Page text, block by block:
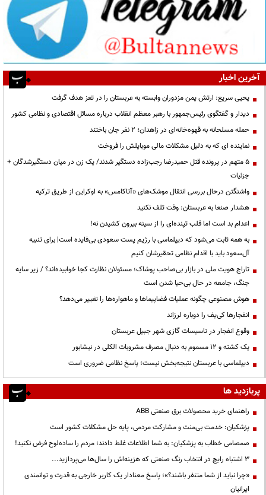
آخرین اخبار
یحیی سریع: ارتش یمن مزدوران وابسته به عربستان را در تعز هدف گرفت
دیدار و گفتگوی رئیس‌جمهور با رهبر معظم انقلاب درباره مسائل اقتصادی و نظامی کشور
حمله مسلحانه به قهوه‌خانه‌ای در زاهدان؛ ۲ نفر جان باختند
نماینده ای که به دلیل مشکلات مالی موبایلش را فروخت
۵ متهم در پرونده قتل حمیدرضا رجب‌زاده دستگیر شدند/ یک زن در میان دستگیرشدگان +
جزئیات
واشنگتن درحال بررسی انتقال موشک‌های «آتاکامس» به اوکراین از طریق ترکیه
هشدار صنعا به عربستان: وقت تلف نکنید
اعدام بد است اما قلب تپنده‌ای را از سینه بیرون کشیدن نه!
به همه ثابت می‌شود که دیپلماسی با رژیم پست سعودی بی‌فایده است| برای تنبیه
آل‌سعود باید با اقدام نظامی تحقیرشان کنیم
تاراج هویت ملی در بازار بی‌صاحب پوشاک؛ مسئولان نظارت کجا خوابیده‌اند؟ / زیر سایه
جنگ، جامعه در حال بی‌حیا شدن است
هوش مصنوعی چگونه عملیات فضاپیماها و ماهواره‌ها را تغییر می‌دهد؟
انفجارها کی‌یف را دوباره لرزاند
وقوع انفجار در تاسیسات گازی شهر جبیل عربستان
یک کشته و ۱۲ مسموم به دنبال مصرف مشروبات الکلی در نیشابور
دیپلماسی با عربستان نتیجه‌بخش نیست؛ پاسخ نظامی ضروری است
پربازدید ها
راهنمای خرید محصولات برق صنعتی ABB
پزشکیان: خدمت بی‌منت و مشارکت مردمی، پایه حل مشکلات کشور است
صمصامی خطاب به پزشکیان: به شما اطلاعات غلط دادند؛ مردم را ساده‌لوح فرض نکنید!
3 اشتباه رایج در انتخاب رنگ صنعتی که هزینه‌اش را سال‌ها می‌پردازید...
«چرا نباید از شما متنفر باشند؟»؛ پاسخ معنادار یک کاربر خارجی به قدرت و توانمندی
ایرانیان